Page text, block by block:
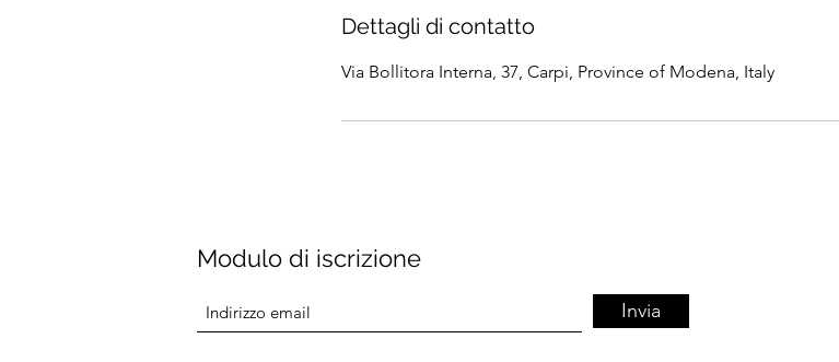
Dettagli di contatto
Via Bollitora Interna, 37, Carpi, Province of Modena, Italy
Modulo di iscrizione
Invia